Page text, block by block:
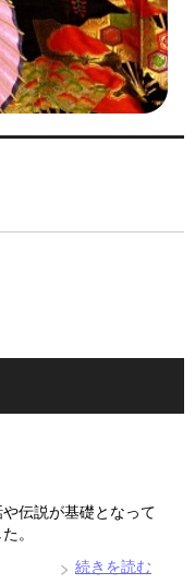
伝説が基礎となって
。
続きを読む